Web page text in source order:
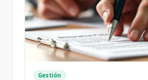
Gestión